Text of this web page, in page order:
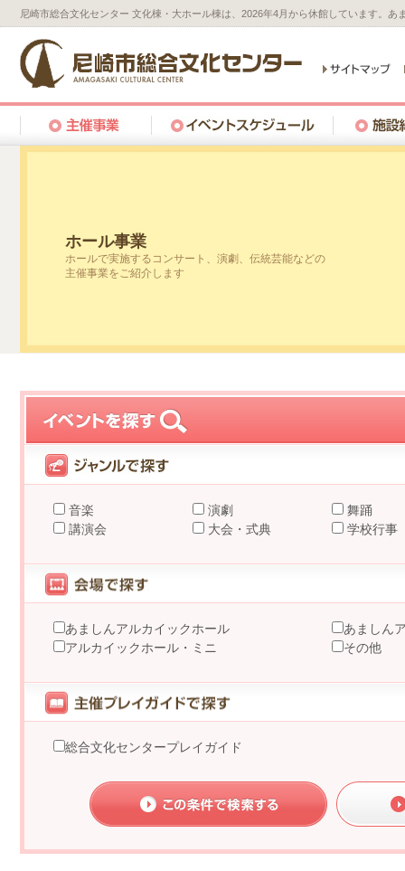
尼崎市総合文化センター 文化棟・大ホール棟は、2026年4月から休館しています。
ホール事業
ホールで実施するコンサート、演劇、伝統芸能などの
主催事業をご紹介します
音楽 演劇
舞踊
講演会
大会・式典 学校行事
あましんアルカイックホール
あましん
アルカイックホール・ミニ
その他
総合文化センタープレイガイド